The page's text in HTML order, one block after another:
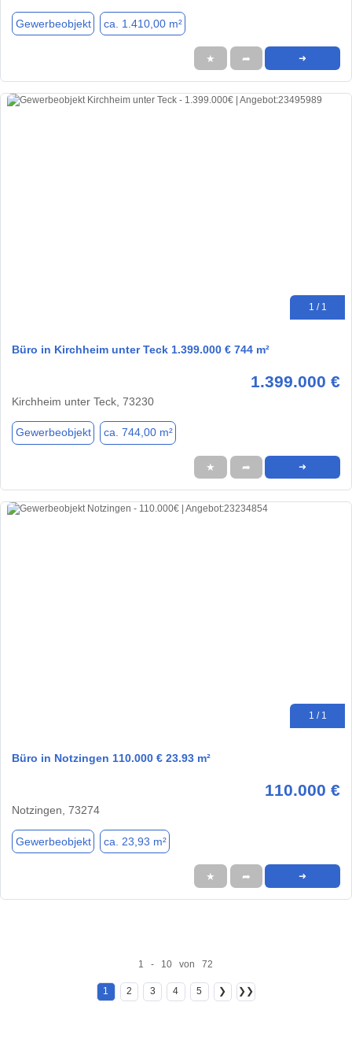
Gewerbeobjekt ca. 1.410,00 m²
★ ➦ ➜
1 / 1
Büro in Kirchheim unter Teck 1.399.000 € 744 m²
1.399.000 €
Kirchheim unter Teck, 73230
Gewerbeobjekt ca. 744,00 m²
★ ➦ ➜
1 / 1
Büro in Notzingen 110.000 € 23.93 m²
110.000 €
Notzingen, 73274
Gewerbeobjekt ca. 23,93 m²
★ ➦ ➜
1 - 10 von 72
1 2 3 4 5 ❯ ❯❯